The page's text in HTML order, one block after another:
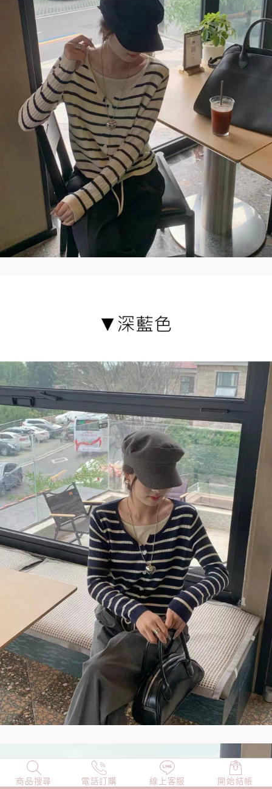
商品搜尋 電話訂購 線上客服 開始結帳
NEW 店長精選 TOP100 小編穿搭